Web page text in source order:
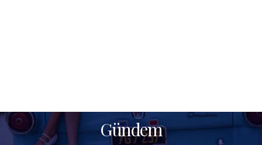
Gündem